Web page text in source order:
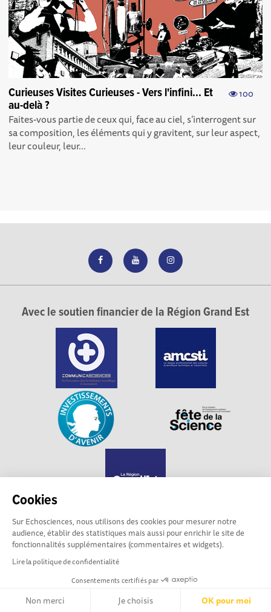
Cookies
Sur Echosciences, nous utilisons des cookies pour mesurer notre
audience, établir des statistiques mais aussi pour enrichir le site de
fonctionnalités supplémentaires (commentaires et widgets).
Lire la politique de confidentialité
Consentements certifiés par
Non merci Je choisis OK pour moi
100
Curieuses Visites Curieuses - Vers l'infini... Et
au-delà ?
Faites-vous partie de ceux qui, face au ciel, s’interrogent sur
sa composition, les éléments qui y gravitent, sur leur aspect,
leur couleur, leur...
Avec le soutien financier de la Région Grand Est
Echosciences Grand Est est propulsé par
Communicasciences
Mentions légales|Politique de confidentialité
Ligne éditoriale